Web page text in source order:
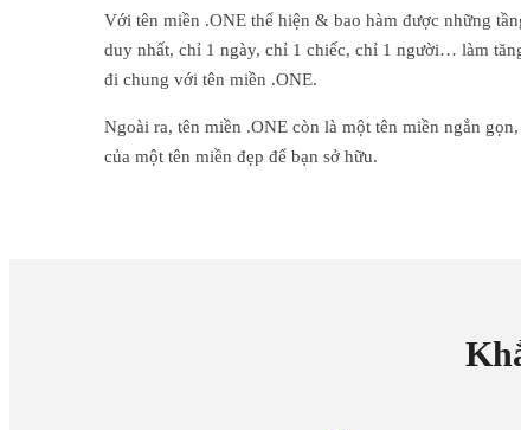
Với tên miền .ONE thể hiện & bao hàm được những
duy nhất, chỉ 1 ngày, chỉ 1 chiếc, chỉ 1 người… làm
đi chung với tên miền .ONE.
Ngoài ra, tên miền .ONE còn là một tên miền ngắn
của một tên miền đẹp để bạn sở hữu.